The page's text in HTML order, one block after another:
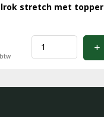
stretch met topper